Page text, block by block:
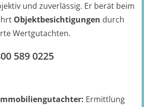
und zuverlässig. Er berät beim
Objektbesichtigungen durch
Wertgutachten.
589 0225
Ermittlung